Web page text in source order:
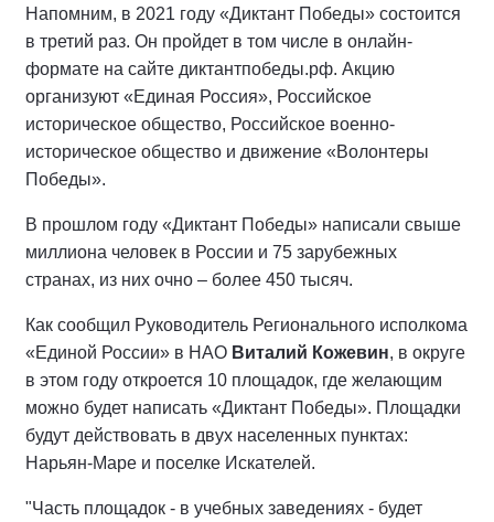
Напомним, в 2021 году «Диктант Победы» состоится
в третий раз. Он пройдет в том числе в онлайн-
формате на сайте диктантпобеды.рф. Акцию
организуют «Единая Россия», Российское
историческое общество, Российское военно-
историческое общество и движение «Волонтеры
Победы».
В прошлом году «Диктант Победы» написали свыше
миллиона человек в России и 75 зарубежных
странах, из них очно – более 450 тысяч.
Как сообщил Руководитель Регионального исполкома
«Единой России» в НАО Виталий Кожевин, в округе
в этом году откроется 10 площадок, где желающим
можно будет написать «Диктант Победы». Площадки
будут действовать в двух населенных пунктах:
Нарьян-Маре и поселке Искателей.
"Часть площадок - в учебных заведениях - будет